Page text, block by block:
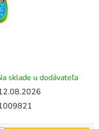
sklade u dodávateľa